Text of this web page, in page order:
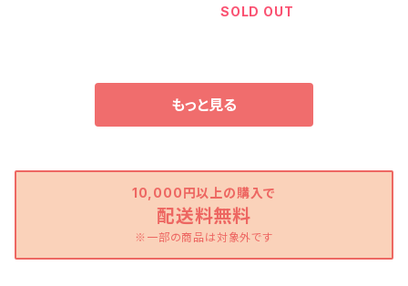
SOLD OUT
もっと見る
10,000円以上の購入で
配送料無料
※一部の商品は対象外です